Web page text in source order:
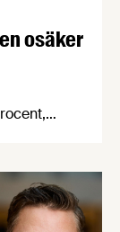
osäker
Grön
Scan